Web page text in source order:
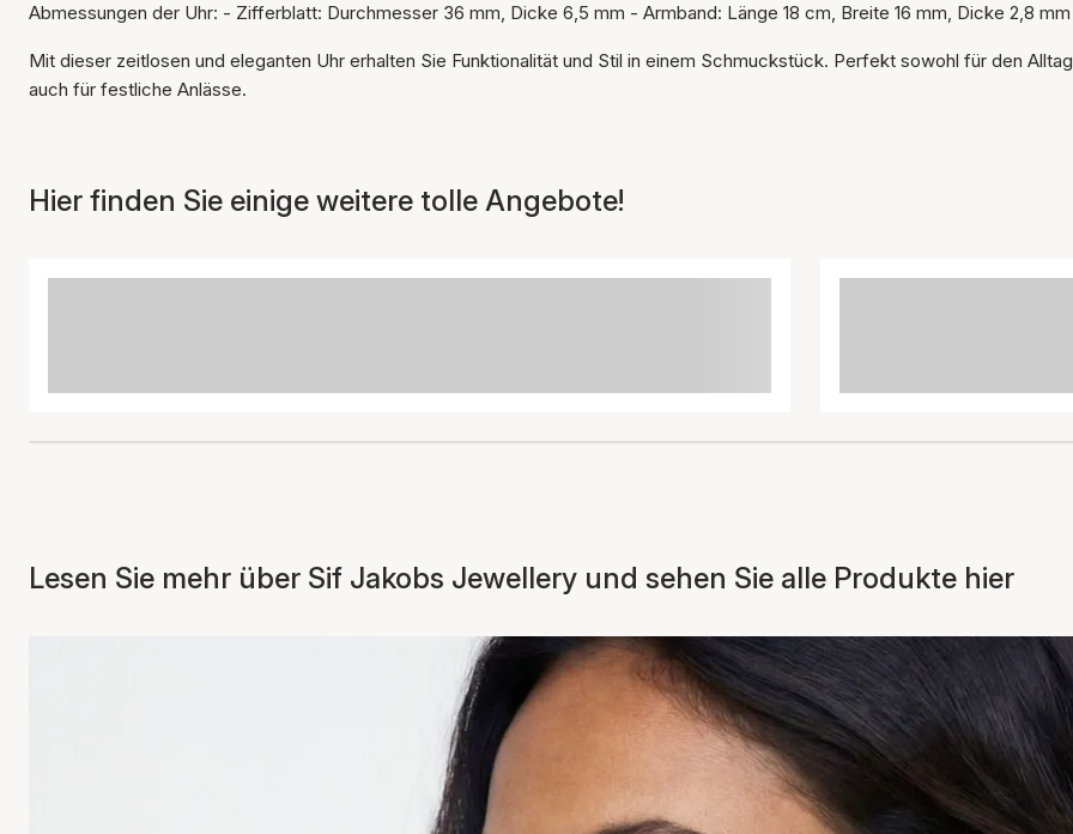
Abmessungen der Uhr: - Zifferblatt: Durchmesser 36 mm, Dicke 6,5 mm - Armband: Länge 18 cm, Breite 16 mm, Dicke 2,8 mm
Mit dieser zeitlosen und eleganten Uhr erhalten Sie Funktionalität und Stil in einem Schmuckstück. Perfekt sowohl für den
auch für festliche Anlässe.
Hier finden Sie einige weitere tolle Angebote!
Lesen Sie mehr über Sif Jakobs Jewellery und sehen Sie alle Produkte hier